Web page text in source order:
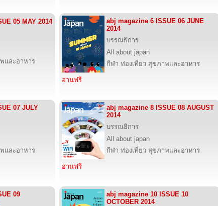
05 MAY 2014
และอาหาร
abj magazine 6 ISSUE 06 JUNE
2014
บรรณธิการ
All about japan
กีฬา ท่องเที่ยว สุขภาพและอาหาร
อ่านฟรี
07 JULY
และอาหาร
abj magazine 8 ISSUE 08 AUGUST
2014
บรรณธิการ
All about japan
กีฬา ท่องเที่ยว สุขภาพและอาหาร
อ่านฟรี
09
abj magazine 10 ISSUE 10
OCTOBER 2014